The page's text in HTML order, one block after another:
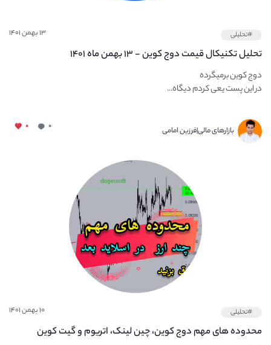
#تحلیلی ۱۳ بهمن ۱۴۰۱
تحلیل تکنیکال قیمت دوج کوین - ۱۳ بهمن ماه ۱۴۰۱
دوج کوین برمیگرده
در این پست یعی کردم دیگاه...
بازارهای مالی|فرزین امامی ۰ ۰
#تحلیلی ۱۰ بهمن ۱۴۰۱
محدوده های مهم دوج کوین، چین لینک، اتریوم و گیت کوین